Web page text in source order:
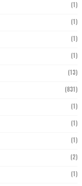
(1)
(1)
(1)
(1)
(13)
(831)
(1)
(1)
(1)
(2)
(1)